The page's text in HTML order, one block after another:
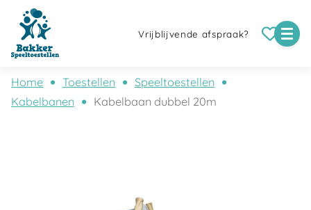
Vrijblijvende afspraak?
Home Toestellen
Speeltoestellen
Kabelbanen
Kabelbaan dubbel 20m